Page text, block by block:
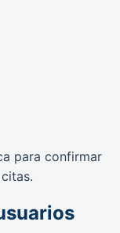
para confirmar